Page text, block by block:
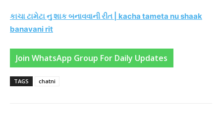
કાચા ટામેટા નુ શાક બનાવવાની રીત | kacha tameta nu shaak
banavani rit
Join WhatsApp Group For Daily Updates
TAGS chatni